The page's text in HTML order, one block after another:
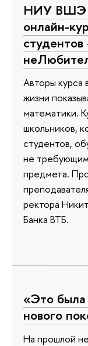
НИУ ВШЭ
онлайн-
Авторы курса
жизни
математики.
школьников,
студентов,
не требующим
предмета.
ректора
Банка ВТБ.
«Это была
нового
На прошлой